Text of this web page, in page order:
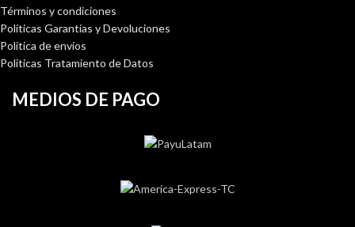
Términos y condiciones
Políticas Garantías y Devoluciones
Política de envíos
Políticas Tratamiento de Datos
MEDIOS DE PAGO